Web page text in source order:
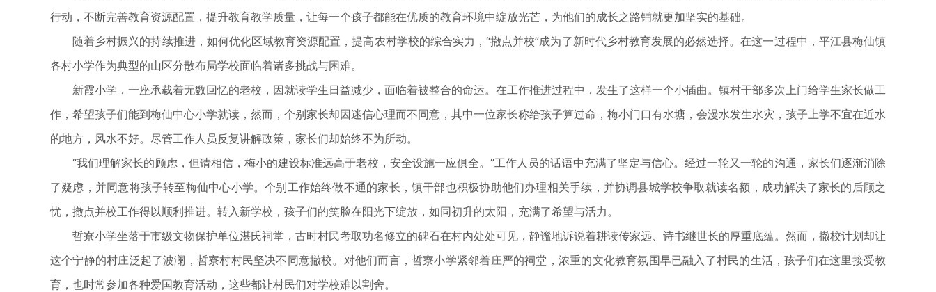
行动，不断完善教育资源配置，提升教育教学质量，让每一个孩子都能在优质的教育环境中绽放光芒，为他们的成长之路铺就更加坚实的基础。
随着乡村振兴的持续推进，如何优化区域教育资源配置，提高农村学校的综合实力，“撤点并校”成为了新时代乡村教育发展的必然选择。在这一过程中，平江县梅仙镇
各村小学作为典型的山区分散布局学校面临着诸多挑战与困难。
新霞小学，一座承载着无数回忆的老校，因就读学生日益减少，面临着被整合的命运。在工作推进过程中，发生了这样一个小插曲。镇村干部多次上门给学生家长做工
作，希望孩子们能到梅仙中心小学就读，然而，个别家长却因迷信心理而不同意，其中一位家长称给孩子算过命，梅小门口有水塘，会漫水发生水灾，孩子上学不宜在近水
的地方，风水不好。尽管工作人员反复讲解政策，家长们却始终不为所动。
“我们理解家长的顾虑，但请相信，梅小的建设标准远高于老校，安全设施一应俱全。”工作人员的话语中充满了坚定与信心。经过一轮又一轮的沟通，家长们逐渐消除
了疑虑，并同意将孩子转至梅仙中心小学。个别工作始终做不通的家长，镇干部也积极协助他们办理相关手续，并协调县城学校争取就读名额，成功解决了家长的后顾之
忧，撤点并校工作得以顺利推进。转入新学校，孩子们的笑脸在阳光下绽放，如同初升的太阳，充满了希望与活力。
哲寮小学坐落于市级文物保护单位湛氏祠堂，古时村民考取功名修立的碑石在村内处处可见，静谧地诉说着耕读传家远、诗书继世长的厚重底蕴。然而，撤校计划却让
这个宁静的村庄泛起了波澜，哲寮村村民坚决不同意撤校。对他们而言，哲寮小学紧邻着庄严的祠堂，浓重的文化教育氛围早已融入了村民的生活，孩子们在这里接受教
育，也时常参加各种爱国教育活动，这些都让村民们对学校难以割舍。